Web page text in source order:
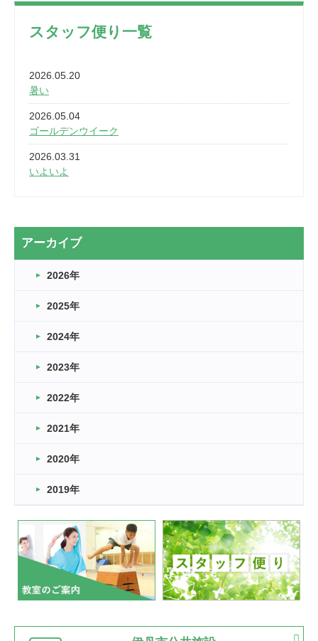
スタッフ便り一覧
2026.05.20
暑い
2026.05.04
ゴールデンウイーク
2026.03.31
いよいよ
2026.03.20
なぎなた
2026.03.16
車いすバスケとRくんのお話
卒業・卒園の季節★
2026.03.11
緑ケ丘体育館
2022.11.03
緑ケ丘体育館
いたっぼーる大会☆彡
緑ケ丘体育館
2022.07.03
市内総合体育大会が開始
緑ケ丘体育館 猪名川運動広場
古池運動広場
アーカイブ
2026年
2025年
2024年
2023年
2022年
2021年
2020年
2019年